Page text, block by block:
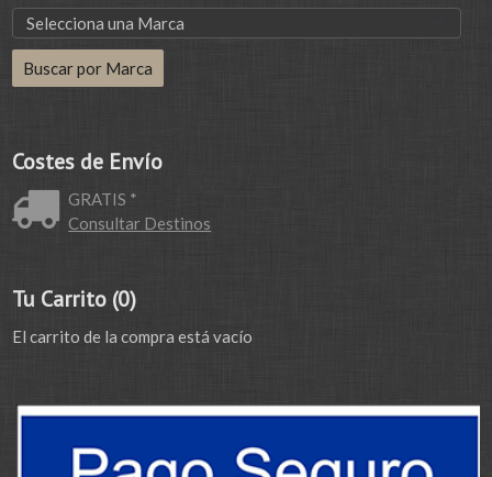
Costes de Envío
GRATIS *
Consultar Destinos
Tu Carrito (0)
El carrito de la compra está vacío